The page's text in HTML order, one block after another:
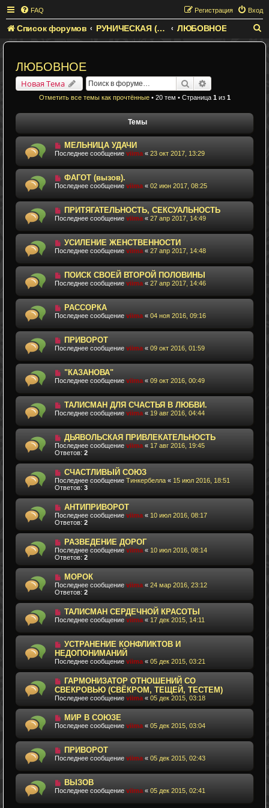
FAQ Вход
Регистрация
Список форумов РУНИЧЕСКАЯ (ГРАФИЧЕСКАЯ) МАГИЯ ЛЮБОВНОЕ
о
ЛЮБОВНОЕ
Новая Тема Поиск
Отметить все темы как прочтённые• 20 тем • Страница 1из 1
Темы
МЕЛЬНИЦА УДАЧИ
Последнее сообщение viima « 23 окт 2017, 13:29
ФАГОТ (вызов).
Последнее сообщение viima « 02 июн 2017, 08:25
ПРИТЯГАТЕЛЬНОСТЬ, СЕКСУАЛЬНОСТЬ
Последнее сообщение viima « 27 апр 2017, 14:49
УСИЛЕНИЕ ЖЕНСТВЕННОСТИ
Последнее сообщение viima « 27 апр 2017, 14:48
ПОИСК СВОЕЙ ВТОРОЙ ПОЛОВИНЫ
Последнее сообщение viima « 27 апр 2017, 14:46
РАССОРКА
Последнее сообщение viima « 04 ноя 2016, 09:16
ПРИВОРОТ
Последнее сообщение viima « 09 окт 2016, 01:59
"КАЗАНОВА"
Последнее сообщение viima « 09 окт 2016, 00:49
ТАЛИСМАН ДЛЯ СЧАСТЬЯ В ЛЮБВИ.
Последнее сообщение viima « 19 авг 2016, 04:44
ДЬЯВОЛЬСКАЯ ПРИВЛЕКАТЕЛЬНОСТЬ
Последнее сообщение viima « 17 авг 2016, 19:45
Ответов: 2
СЧАСТЛИВЫЙ СОЮЗ
Последнее сообщение Тинкербелла « 15 июл 2016, 18:51
Ответов: 3
АНТИПРИВОРОТ
Последнее сообщение viima « 10 июл 2016, 08:17
Ответов: 2
РАЗВЕДЕНИЕ ДОРОГ
Последнее сообщение viima « 10 июл 2016, 08:14
Ответов: 2
МОРОК
Последнее сообщение viima « 24 мар 2016, 23:12
Ответов: 2
ТАЛИСМАН СЕРДЕЧНОЙ КРАСОТЫ
Последнее сообщение viima « 17 дек 2015, 14:11
УСТРАНЕНИЕ КОНФЛИКТОВ И
НЕДОПОНИМАНИЙ
Последнее сообщение viima « 05 дек 2015, 03:21
ГАРМОНИЗАТОР ОТНОШЕНИЙ СО
СВЕКРОВЬЮ (СВЁКРОМ, ТЕЩЕЙ, ТЕСТЕМ)
Последнее сообщение viima « 05 дек 2015, 03:18
МИР В СОЮЗЕ
Последнее сообщение viima « 05 дек 2015, 03:04
ПРИВОРОТ
Последнее сообщение viima « 05 дек 2015, 02:43
ВЫЗОВ
Последнее сообщение viima « 05 дек 2015, 02:41